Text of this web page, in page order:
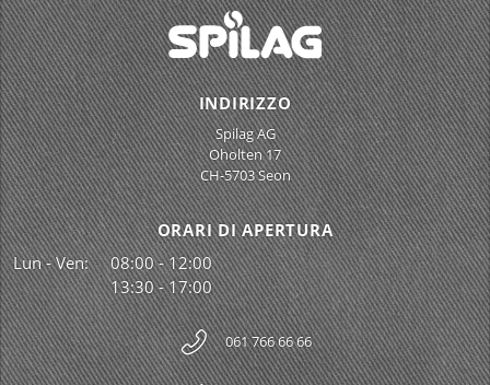
INDIRIZZO
Spilag AG
Oholten 17
CH-5703 Seon
ORARI DI APERTURA
Lun - Ven:
08:00 - 12:00
13:30 - 17:00
061 766 66 66